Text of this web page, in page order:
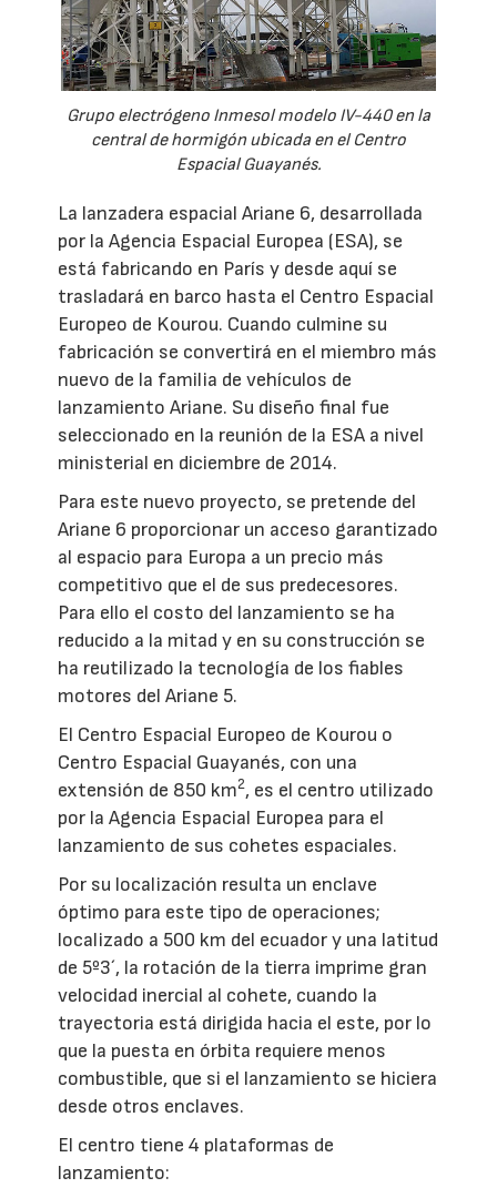
Grupo electrógeno Inmesol modelo IV-440 en la
central de hormigón ubicada en el Centro
Espacial Guayanés.
La lanzadera espacial Ariane 6, desarrollada
por la Agencia Espacial Europea (ESA), se
está fabricando en París y desde aquí se
trasladará en barco hasta el Centro Espacial
Europeo de Kourou. Cuando culmine su
fabricación se convertirá en el miembro más
nuevo de la familia de vehículos de
lanzamiento Ariane. Su diseño final fue
seleccionado en la reunión de la ESA a nivel
ministerial en diciembre de 2014.
Para este nuevo proyecto, se pretende del
Ariane 6 proporcionar un acceso garantizado
al espacio para Europa a un precio más
competitivo que el de sus predecesores.
Para ello el costo del lanzamiento se ha
reducido a la mitad y en su construcción se
ha reutilizado la tecnología de los fiables
motores del Ariane 5.
El Centro Espacial Europeo de Kourou o
Centro Espacial Guayanés, con una
extensión de 850 km2, es el centro utilizado
por la Agencia Espacial Europea para el
lanzamiento de sus cohetes espaciales.
Por su localización resulta un enclave
óptimo para este tipo de operaciones;
localizado a 500 km del ecuador y una latitud
de 5º3´, la rotación de la tierra imprime gran
velocidad inercial al cohete, cuando la
trayectoria está dirigida hacia el este, por lo
que la puesta en órbita requiere menos
combustible, que si el lanzamiento se hiciera
desde otros enclaves.
El centro tiene 4 plataformas de
lanzamiento: